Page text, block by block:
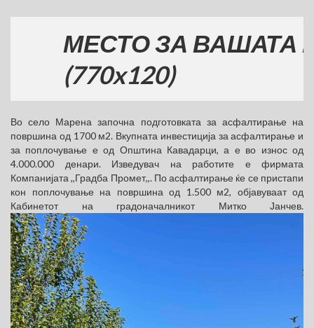
ЗА ВАШАТА
Во село Марена започна подготовката за асфалтирање на
површина од 1700 м2. Вкупната инвестиција за асфалтирање и
за поплочување е од Општина Кавадарци, а е во износ од
4.000.000 денари. Изведувач на работите е фирмата
Компанијата ,,Градба Промет,,. По асфалтирање ќе се пристапи
кон поплочување на површина од 1.500 м2, објавуваат од
Кабинетот на градоначалникот Митко Јанчев.